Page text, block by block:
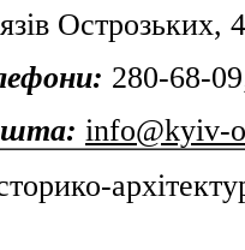
280-68-
info@kyiv-